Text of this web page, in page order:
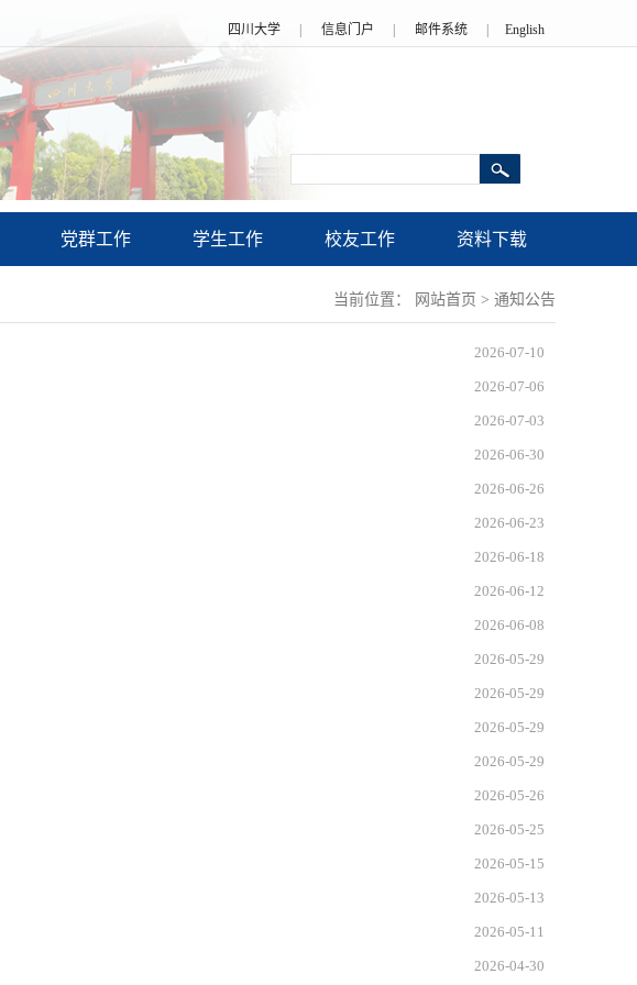
四川大学 信息门户 邮件系统 English
党群工作 学生工作 校友工作 资料下载
当前位置： 网站首页 > 通知公告
2026-07-10
2026-07-06
2026-07-03
2026-06-30
2026-06-26
2026-06-23
2026-06-18
2026-06-12
2026-06-08
2026-05-29
2026-05-29
2026-05-29
2026-05-29
2026-05-26
2026-05-25
2026-05-15
2026-05-13
2026-05-11
2026-04-30